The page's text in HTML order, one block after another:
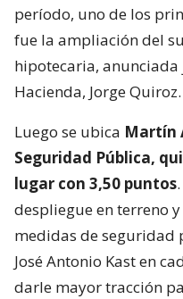
período, uno de los
fue la ampliación del
hipotecaria,
Hacienda, Jorge Quiroz.
Luego se ubica Martín
Seguridad Pública,
lugar con 3,50 puntos
despliegue en terreno
medidas de seguridad
José Antonio Kast en
darle mayor tracción